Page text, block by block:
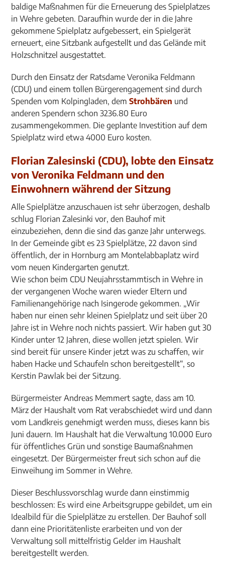
baldige Maßnahmen für die Erneuerung des Spielplatzes
in Wehre gebeten. Daraufhin wurde der in die Jahre
gekommene Spielplatz aufgebessert, ein Spielgerät
erneuert, eine Sitzbank aufgestellt und das Gelände mit
Holzschnitzel ausgestattet.
Durch den Einsatz der Ratsdame Veronika Feldmann
(CDU) und einem tollen Bürgerengagement sind durch
Spenden vom Kolpingladen, demStrohbären und
anderen Spendern schon 3236.80 Euro
zusammengekommen. Die geplante Investition auf dem
Spielplatz wird etwa 4000 Euro kosten.
Florian Zalesinski (CDU), lobte den Einsatz
von Veronika Feldmann und den
Einwohnern während der Sitzung
Alle Spielplätze anzuschauen ist sehr überzogen, deshalb
schlug Florian Zalesinki vor, den Bauhof mit
einzubeziehen, denn die sind das ganze Jahr unterwegs.
In der Gemeinde gibt es 23 Spielplätze, 22 davon sind
öffentlich, der in Hornburg am Montelabbaplatz wird
vom neuen Kindergarten genutzt.
Wie schon beim CDU Neujahrsstammtisch in Wehre in
der vergangenen Woche waren wieder Eltern und
Familienangehörige nach Isingerode gekommen. „Wir
haben nur einen sehr kleinen Spielplatz und seit über 20
Jahre ist in Wehre noch nichts passiert. Wir haben gut 30
Kinder unter 12 Jahren, diese wollen jetzt spielen. Wir
sind bereit für unsere Kinder jetzt was zu schaffen, wir
haben Hacke und Schaufeln schon bereitgestellt“, so
Kerstin Pawlak bei der Sitzung.
Bürgermeister Andreas Memmert sagte, dass am 10.
März der Haushalt vom Rat verabschiedet wird und dann
vom Landkreis genehmigt werden muss, dieses kann bis
Juni dauern. Im Haushalt hat die Verwaltung 10.000 Euro
für öffentliches Grün und sonstige Baumaßnahmen
eingesetzt. Der Bürgermeister freut sich schon auf die
Einweihung im Sommer in Wehre.
Dieser Beschlussvorschlag wurde dann einstimmig
beschlossen: Es wird eine Arbeitsgruppe gebildet, um ein
Idealbild für die Spielplätze zu erstellen. Der Bauhof soll
dann eine Prioritätenliste erarbeiten und von der
Verwaltung soll mittelfristig Gelder im Haushalt
bereitgestellt werden.